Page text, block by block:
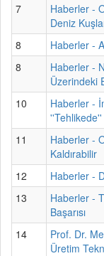
7
Haberler -
Deniz
8
Haberler -
8
Haberler -
Üzerindeki
10
Haberler -
11
Haberler -
Kaldırabilir
12
Haberler -
13
Haberler -
Başarısı
14
Prof. Dr.
Üretim